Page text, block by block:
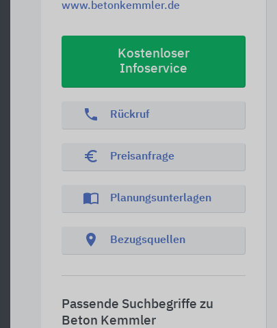
www.betonkemmler.de
Kostenloser
Infoservice
phone Rückruf
euro_symbol Preisanfrage
import_contacts Planungsunterlagen
location_on Bezugsquellen
Passende Suchbegriffe zu
Beton Kemmler